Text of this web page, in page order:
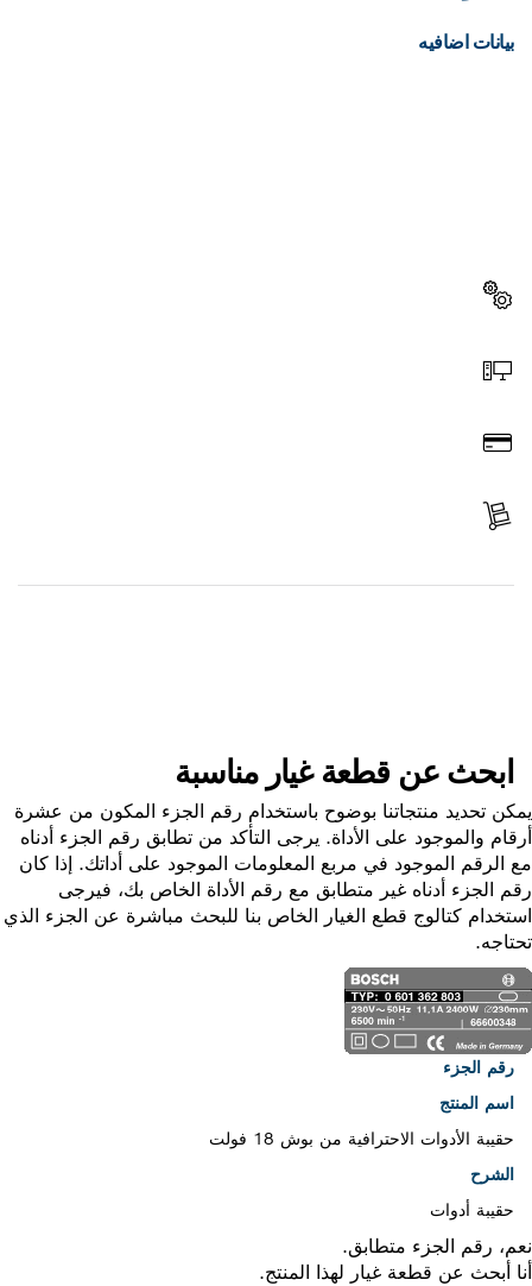
بيانات اضافيه
ابحث عن قطعة غيار مناسبة
تحديد منتجاتنا بوضوح باستخدام رقم الجزء المكون من عشرة
والموجود على الأداة. يرجى التأكد من تطابق رقم الجزء أدناه
الرقم الموجود في مربع المعلومات الموجود على أداتك. إذا كان
الجزء أدناه غير متطابق مع رقم الأداة الخاص بك، فيرجى
كتالوج قطع الغيار الخاص بنا للبحث مباشرة عن الجزء الذي
رقم الجزء
اسم المنتج
حقيبة الأدوات الاحترافية من بوش 18 فولت
الشرح
حقيبة أدوات
رقم الجزء متطابق.
أبحث عن قطعة غيار لهذا المنتج.